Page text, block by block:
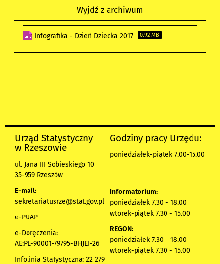
Wyjdź z archiwum
Infografika - Dzień Dziecka 2017 0.92 MB
Urząd Statystyczny
w Rzeszowie
ul. Jana III Sobieskiego 10
35-959 Rzeszów
E-mail:
sekretariatusrze@stat.gov.pl
e-PUAP
e-Doręczenia:
AE:PL-90001-79795-BHJEI-26
Infolinia Statystyczna: 22 279
Godziny pracy Urzędu:
poniedziałek-piątek 7.00-15.00
Informatorium:
poniedziałek 7.30 - 18.00
wtorek-piątek 7.30 - 15.00
REGON:
poniedziałek 7.30 - 18.00
wtorek-piątek 7.30 - 15.00